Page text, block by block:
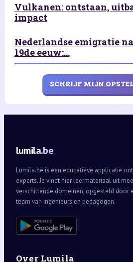
Vulkanen: ontstaan,
impact
Nederlandse emigratie
19de eeuw:...
SCHRIJF MIJN
lumila.be
Lumila.be is een educatieve applicatie
experts. Je vindt hier leermateriaal uit
verschillende domeinen, opgesteld door
team van ingenieurs en pedagogen.
Over Lumila